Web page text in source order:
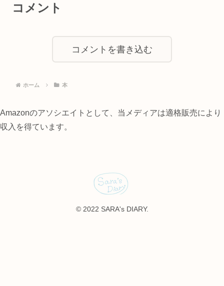
コメント
コメントを書き込む
ホーム 本
Amazonのアソシエイトとして、当メディアは適格販売により
収入を得ています。
© 2022 SARA's DIARY.